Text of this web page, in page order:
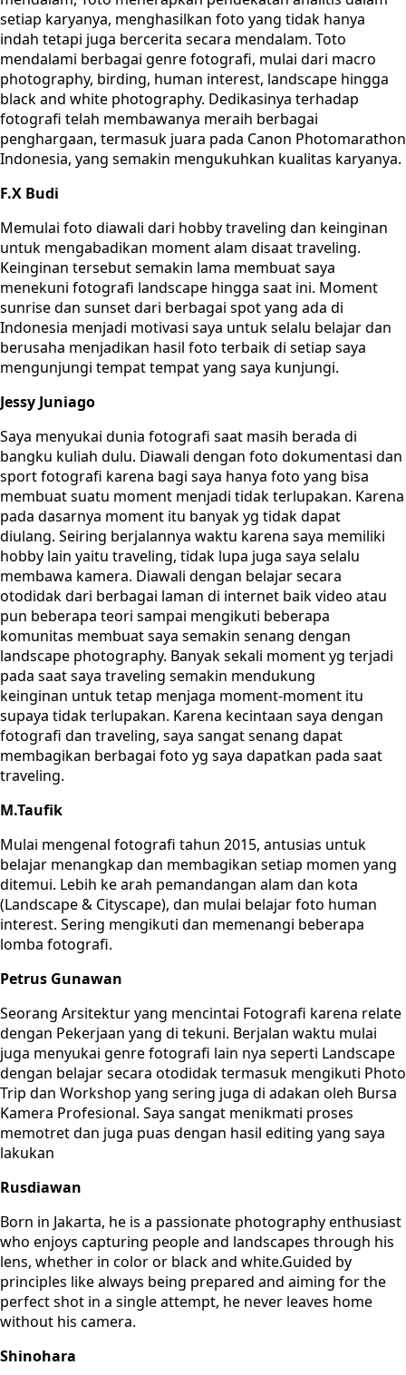
setiap karyanya, menghasilkan foto yang tidak hanya
indah tetapi juga bercerita secara mendalam. Toto
mendalami berbagai genre fotografi, mulai dari macro
photography, birding, human interest, landscape hingga
black and white photography. Dedikasinya terhadap
fotografi telah membawanya meraih berbagai
penghargaan, termasuk juara pada Canon Photomarathon
Indonesia, yang semakin mengukuhkan kualitas karyanya.
F.X Budi
Memulai foto diawali dari hobby traveling dan keinginan
untuk mengabadikan moment alam disaat traveling.
Keinginan tersebut semakin lama membuat saya
menekuni fotografi landscape hingga saat ini. Moment
sunrise dan sunset dari berbagai spot yang ada di
Indonesia menjadi motivasi saya untuk selalu belajar dan
berusaha menjadikan hasil foto terbaik di setiap saya
mengunjungi tempat tempat yang saya kunjungi.
Jessy Juniago
Saya menyukai dunia fotografi saat masih berada di
bangku kuliah dulu. Diawali dengan foto dokumentasi dan
sport fotografi karena bagi saya hanya foto yang bisa
membuat suatu moment menjadi tidak terlupakan. Karena
pada dasarnya moment itu banyak yg tidak dapat
diulang. Seiring berjalannya waktu karena saya memiliki
hobby lain yaitu traveling, tidak lupa juga saya selalu
membawa kamera. Diawali dengan belajar secara
otodidak dari berbagai laman di internet baik video atau
pun beberapa teori sampai mengikuti beberapa
komunitas membuat saya semakin senang dengan
landscape photography. Banyak sekali moment yg terjadi
pada saat saya traveling semakin mendukung
keinginan untuk tetap menjaga moment-moment itu
supaya tidak terlupakan. Karena kecintaan saya dengan
fotografi dan traveling, saya sangat senang dapat
membagikan berbagai foto yg saya dapatkan pada saat
traveling.
M.Taufik
Mulai mengenal fotografi tahun 2015, antusias untuk
belajar menangkap dan membagikan setiap momen yang
ditemui. Lebih ke arah pemandangan alam dan kota
(Landscape & Cityscape), dan mulai belajar foto human
interest. Sering mengikuti dan memenangi beberapa
lomba fotografi.
Petrus Gunawan
Seorang Arsitektur yang mencintai Fotografi karena relate
dengan Pekerjaan yang di tekuni. Berjalan waktu mulai
juga menyukai genre fotografi lain nya seperti Landscape
dengan belajar secara otodidak termasuk mengikuti Photo
Trip dan Workshop yang sering juga di adakan oleh Bursa
Kamera Profesional. Saya sangat menikmati proses
memotret dan juga puas dengan hasil editing yang saya
lakukan
Rusdiawan
Born in Jakarta, he is a passionate photography enthusiast
who enjoys capturing people and landscapes through his
lens, whether in color or black and white.Guided by
principles like always being prepared and aiming for the
perfect shot in a single attempt, he never leaves home
without his camera.
Shinohara